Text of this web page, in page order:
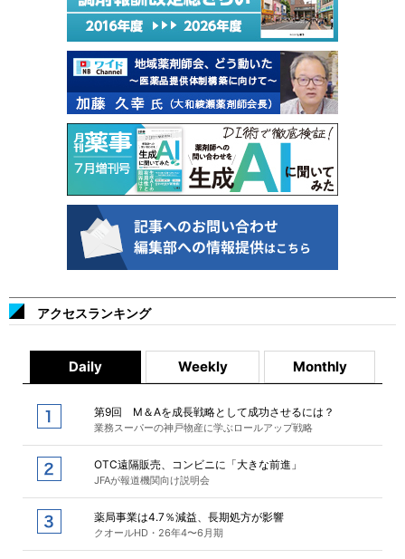
アクセスランキング
Daily Weekly Monthly
第9回 M＆Aを成長戦略として成功させるには？
業務スーパーの神戸物産に学ぶロールアップ戦略
OTC遠隔販売、コンビニに「大きな前進」
JFAが報道機関向け説明会
薬局事業は4.7％減益、長期処方が影響
クオールHD・26年4〜6月期